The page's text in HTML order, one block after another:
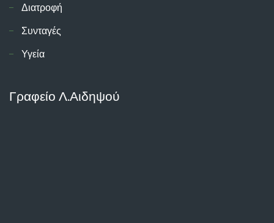
Διατροφή
Συνταγές
Υγεία
Γραφείο Λ.Αιδηψού